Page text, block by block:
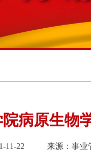
病原生物
11-22 来源：事业